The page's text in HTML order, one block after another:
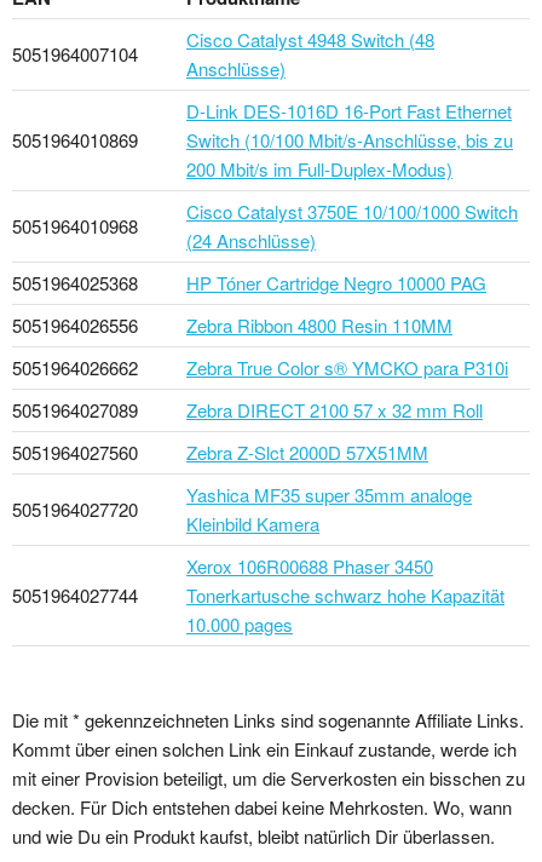
5051964007104
Cisco Catalyst 4948 Switch (48
Anschlüsse)
5051964010869
D-Link DES-1016D 16-Port Fast Ethernet
Switch (10/100 Mbit/s-Anschlüsse, bis zu
200 Mbit/s im Full-Duplex-Modus)
5051964010968
Cisco Catalyst 3750E 10/100/1000 Switch
(24 Anschlüsse)
5051964025368
HP Tóner Cartridge Negro 10000 PAG
5051964026556
Zebra Ribbon 4800 Resin 110MM
5051964026662
Zebra True Color s® YMCKO para P310i
5051964027089
Zebra DIRECT 2100 57 x 32 mm Roll
5051964027560
Zebra Z-Slct 2000D 57X51MM
5051964027720
Yashica MF35 super 35mm analoge
Kleinbild Kamera
5051964027744
Xerox 106R00688 Phaser 3450
Tonerkartusche schwarz hohe Kapazität
10.000 pages
Die mit * gekennzeichneten Links sind sogenannte Affiliate Links.
Kommt über einen solchen Link ein Einkauf zustande, werde ich
mit einer Provision beteiligt, um die Serverkosten ein bisschen zu
decken. Für Dich entstehen dabei keine Mehrkosten. Wo, wann
und wie Du ein Produkt kaufst, bleibt natürlich Dir überlassen.